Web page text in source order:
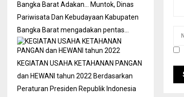
Bangka Barat Adakan…
Muntok, Dinas
Pariwisata Dan Kebudayaan Kabupaten
Bangka Barat mengadakan pentas…
KEGIATAN USAHA KETAHANAN PANGAN
dan HEWANI tahun 2022 Berdasarkan
Peraturan Presiden Republik Indonesia